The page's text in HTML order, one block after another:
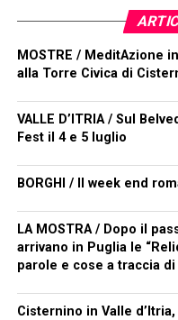
MOSTRE / MeditAzione
alla Torre Civica di
VALLE D’ITRIA / Sul
Fest il 4 e 5 luglio
BORGHI / Il week end
LA MOSTRA / Dopo il
arrivano in Puglia le
parole e cose a traccia
Cisternino in Valle